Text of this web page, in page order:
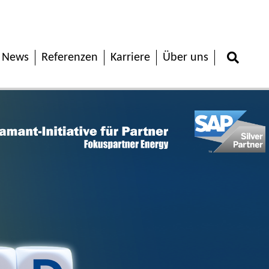
News Referenzen Karriere Über uns